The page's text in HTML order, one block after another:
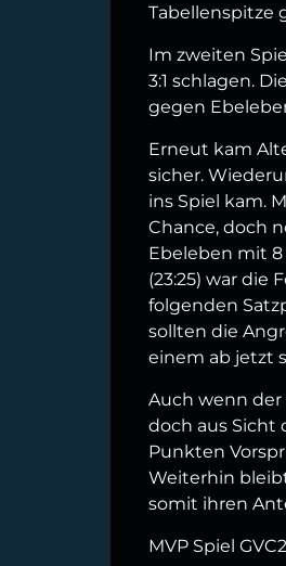
Tabellenspitze
Im zweiten
3:1 schlagen.
gegen
Erneut kam
sicher.
ins Spiel kam.
Chance, doch
Ebeleben mit
(23:25) war die
folgenden
sollten die
einem ab jetzt
Auch wenn der
doch aus Sicht
Punkten
Weiterhin
somit ihren
MVP Spiel